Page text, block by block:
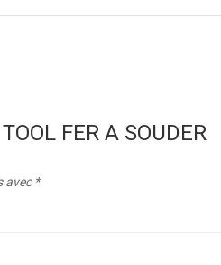
FER A SOUDER
avec *